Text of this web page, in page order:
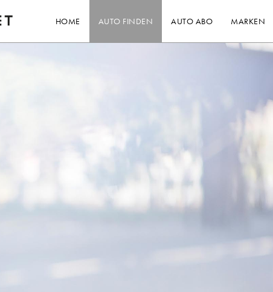
HOME AUTO FINDEN AUTO ABO MARKEN